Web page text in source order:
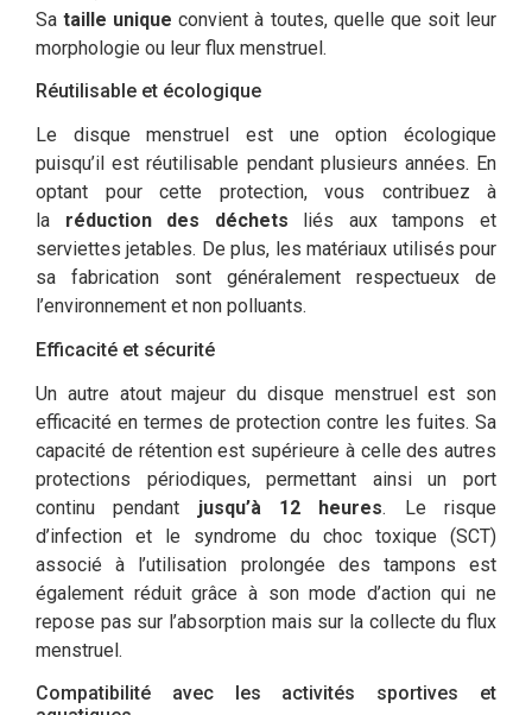
Sataille unique convient à toutes, quelle que soit leur
morphologie ou leur flux menstruel.
Réutilisable et écologique
Le disque menstruel est une option écologique
puisqu’il est réutilisable pendant plusieurs années. En
optant pour cette protection, vous contribuez à
la réduction des déchets liés aux tampons et
serviettes jetables. De plus, les matériaux utilisés pour
sa fabrication sont généralement respectueux de
l’environnement et non polluants.
Efficacité et sécurité
Un autre atout majeur du disque menstruel est son
efficacité en termes de protection contre les fuites. Sa
capacité de rétention est supérieure à celle des autres
protections périodiques, permettant ainsi un port
continu pendant jusqu’à 12 heures. Le risque
d’infection et le syndrome du choc toxique (SCT)
associé à l’utilisation prolongée des tampons est
également réduit grâce à son mode d’action qui ne
repose pas sur l’absorption mais sur la collecte du flux
menstruel.
Compatibilité avec les activités sportives et